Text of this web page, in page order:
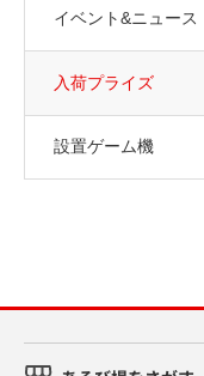
イベント&ニュース
入荷プライズ
設置ゲーム機